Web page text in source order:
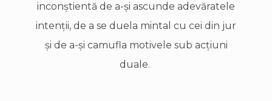
inconştientă de a-şi ascunde adevăratele
intenţii, de a se duela mintal cu cei din jur
şi de a-şi camufla motivele sub acţiuni
duale.